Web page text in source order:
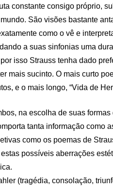
constante consigo próprio,
São visões bastante
como o vê e
a suas sinfonias uma
isso Strauss tenha dado
mais sucinto. O mais curto
e o mais longo, “Vida de
na escolha de suas
tanta informação como
como os poemas de
possíveis aberrações
(tragédia, consolação,